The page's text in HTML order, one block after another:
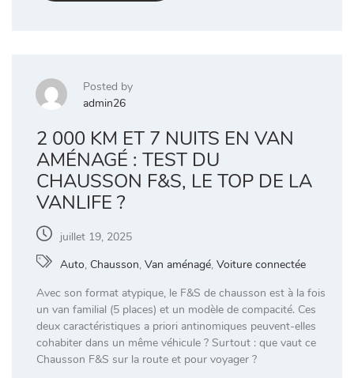
Posted by
admin26
2 000 KM ET 7 NUITS EN VAN
AMÉNAGÉ : TEST DU
CHAUSSON F&S, LE TOP DE LA
VANLIFE ?
juillet 19, 2025
Auto, Chausson, Van aménagé, Voiture connectée
Avec son format atypique, le F&S de chausson est à la fois
un van familial (5 places) et un modèle de compacité. Ces
deux caractéristiques a priori antinomiques peuvent-elles
cohabiter dans un même véhicule ? Surtout : que vaut ce
Chausson F&S sur la route et pour voyager ?